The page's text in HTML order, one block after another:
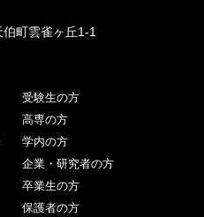
町雲雀ヶ丘1-1
受験生の方
高専の方
学内の方
企業・研究者の方
卒業生の方
保護者の方